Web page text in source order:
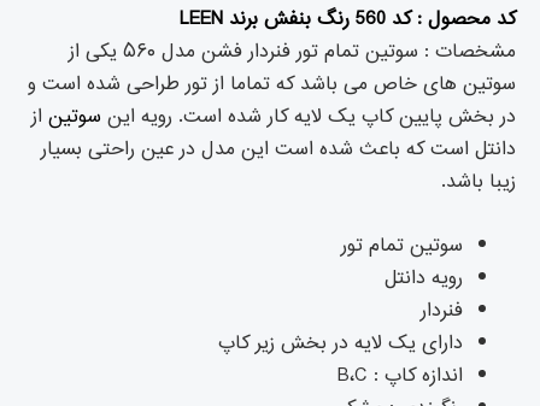
کد محصول : کد 560 رنگ بنفش برند LEEN
مشخصات : سوتین تمام تور فنردار فشن مدل ۵۶۰ یکی از
سوتین های خاص می باشد که تماما از تور طراحی شده است و
در بخش پایین کاپ یک لایه کار شده است. رویه این سوتین از
دانتل است که باعث شده است این مدل در عین راحتی بسیار
زیبا باشد.
سوتین تمام تور
رویه دانتل
فنردار
دارای یک لایه در بخش زیر کاپ
اندازه کاپ : B،C